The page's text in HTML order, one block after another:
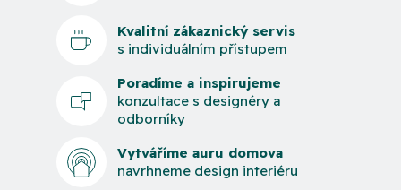
Kvalitní zákaznický servis
s individuálním přístupem
Poradíme a inspirujeme
konzultace s designéry a
odborníky
Vytváříme auru domova
navrhneme design interiéru